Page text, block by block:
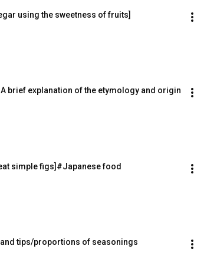
using the sweetness of fruits]
brief explanation of the etymology and origin
simple figs]#Japanese food
tips/proportions of seasonings